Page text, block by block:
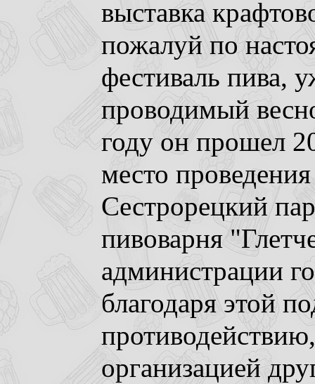
выставка
пожалуй по
фестиваль пива,
проводимый
году он прошел
место
Сестрорецкий
пивоварня
администрации
благодаря этой
организацией